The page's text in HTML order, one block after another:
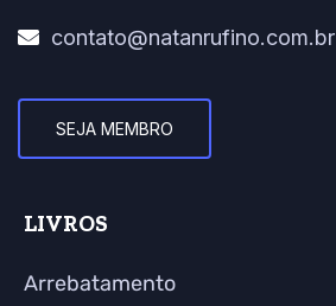
contato@natanrufino.com.br
SEJA MEMBRO
LIVROS
Arrebatamento